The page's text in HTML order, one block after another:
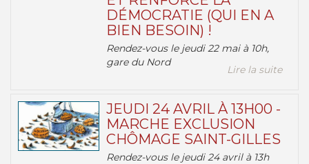
DÉMOCRATIE (QUI EN A
BIEN BESOIN) !
Rendez-vous le jeudi 22 mai à 10h,
gare du Nord
Lire la suite
JEUDI 24 AVRIL À 13H00 -
MARCHE EXCLUSION
CHÔMAGE SAINT-GILLES
Rendez-vous le jeudi 24 avril à 13h